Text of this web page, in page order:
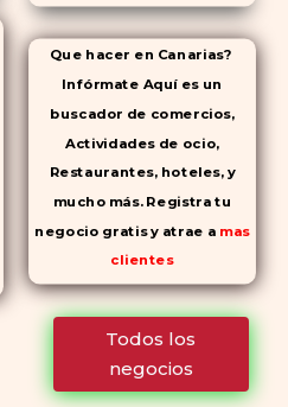
Que hacer en Canarias?
Infórmate Aquí es un
buscador de comercios,
Actividades de ocio,
Restaurantes, hoteles, y
mucho más. Registra tu
negocio gratis y atrae a mas
clientes
Todos los
negocios